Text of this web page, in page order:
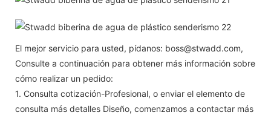
El mejor servicio para usted, pídanos: boss@stwadd.com,
Consulte a continuación para obtener más información sobre
cómo realizar un pedido:
1. Consulta cotización-Profesional, o enviar el elemento de
consulta más detalles Diseño, comenzamos a contactar más